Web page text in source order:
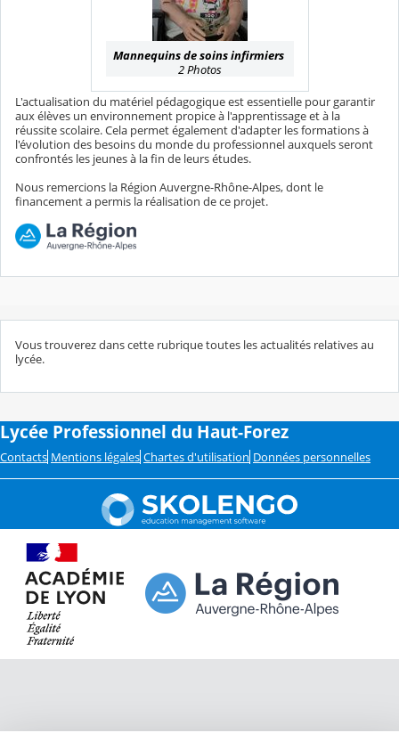
Mannequins de soins infirmiers
2 Photos
L'actualisation du matériel pédagogique est essentielle pour garantir
aux élèves un environnement propice à l'apprentissage et à la
réussite scolaire. Cela permet également d'adapter les formations à
l'évolution des besoins du monde du professionnel auxquels seront
confrontés les jeunes à la fin de leurs études.
Nous remercions la Région Auvergne-Rhône-Alpes, dont le
financement a permis la réalisation de ce projet.
Vous trouverez dans cette rubrique toutes les actualités relatives au
lycée.
Lycée Professionnel du Haut-Forez
Contacts Mentions légales Chartes d'utilisation Données personnelles